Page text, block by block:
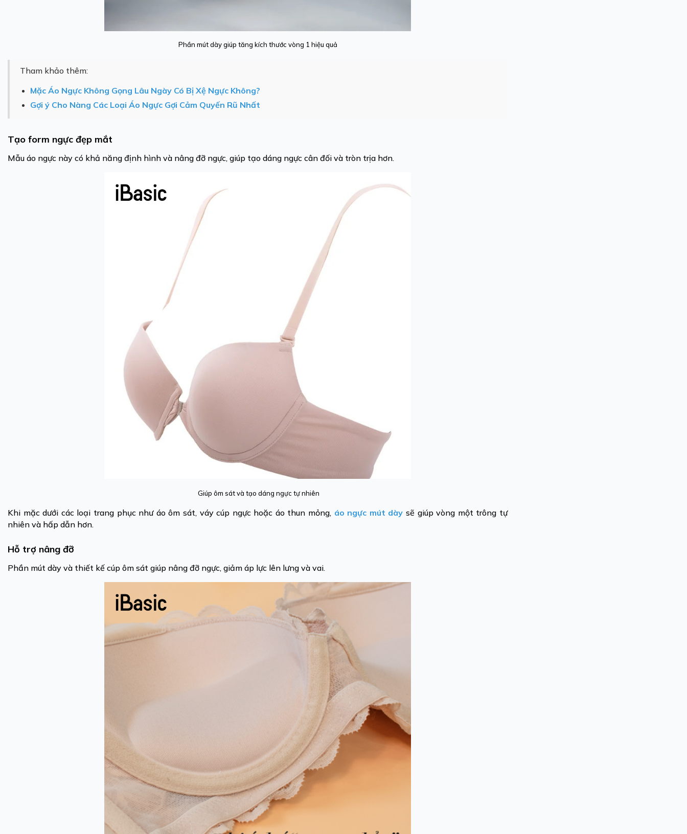
Phần mút dày giúp tăng kích thước vòng 1 hiệu quả
Tham khảo thêm:
Mặc Áo Ngực Không Gọng Lâu Ngày Có Bị Xệ Ngực Không?
Gợi ý Cho Nàng Các Loại Áo Ngực Gợi Cảm Quyến Rũ Nhất
Tạo form ngực đẹp mắt
Mẫu áo ngực này có khả năng định hình và nâng đỡ ngực, giúp tạo dáng ngực cân đối và tròn trịa hơn.
Giúp ôm sát và tạo dáng ngực tự nhiên
Khi mặc dưới các loại trang phục như áo ôm sát, váy cúp ngực hoặc áo thun mỏng, áo ngực mút dày sẽ giúp vòng một trông tự
nhiên và hấp dẫn hơn.
Hỗ trợ nâng đỡ
Phần mút dày và thiết kế cúp ôm sát giúp nâng đỡ ngực, giảm áp lực lên lưng và vai.